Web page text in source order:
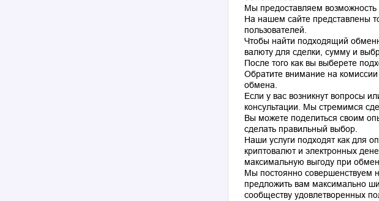
Мы предоставляем
На нашем сайте представлены
пользователей.
Чтобы найти подходящий
валюту для сделки, сумму и
После того как вы выберете
Обратите внимание на комиссии
обмена.
Если у вас возникнут вопросы
консультации. Мы стремимся
Вы можете поделиться своим
сделать правильный выбор.
Наши услуги подходят как для
криптовалют и электронных
максимальную выгоду при
Мы постоянно совершенствуем
предложить вам максимально
сообществу удовлетворенных